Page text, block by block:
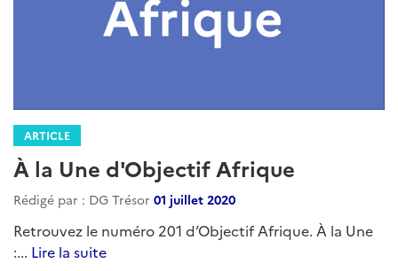
ARTICLE
À la Une d'Objectif Afrique
Rédigé par : DG Trésor 01 juillet 2020
Retrouvez le numéro 201 d’Objectif Afrique. À la Une
:... Lire la suite